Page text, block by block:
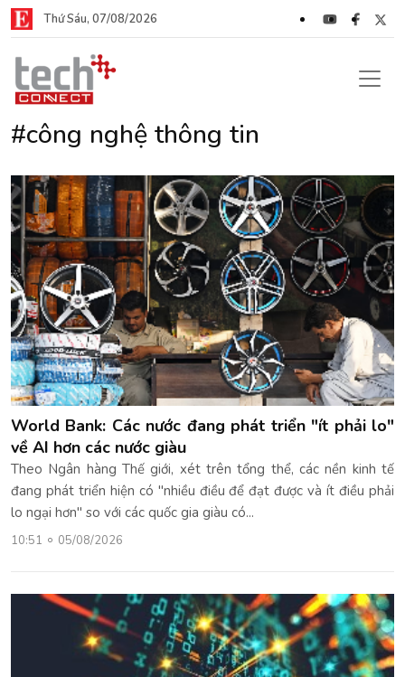
Thứ Sáu, 07/08/2026
#công nghệ thông tin
World Bank: Các nước đang phát triển "ít phải lo"
về AI hơn các nước giàu
Theo Ngân hàng Thế giới, xét trên tổng thể, các nền kinh tế
đang phát triển hiện có "nhiều điều để đạt được và ít điều phải
lo ngại hơn" so với các quốc gia giàu có...
10:51 05/08/2026